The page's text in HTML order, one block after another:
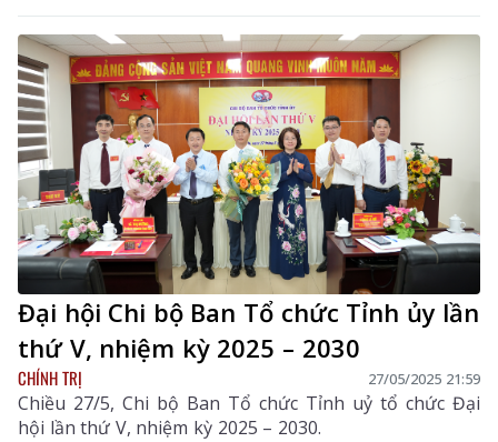
Đại hội Chi bộ Ban Tổ chức Tỉnh ủy lần
thứ V, nhiệm kỳ 2025 – 2030
CHÍNH TRỊ 27/05/2025 21:59
Chiều 27/5, Chi bộ Ban Tổ chức Tỉnh uỷ tổ chức Đại
hội lần thứ V, nhiệm kỳ 2025 – 2030.